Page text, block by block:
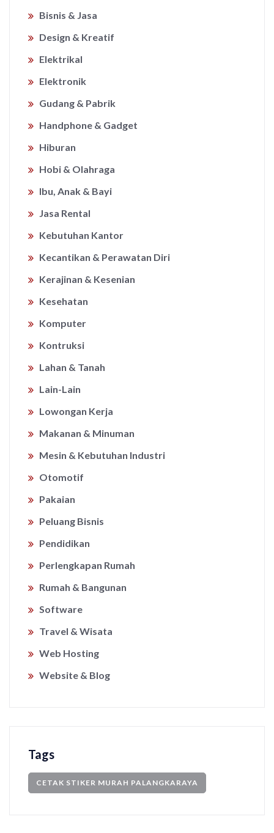
Bisnis & Jasa
Design & Kreatif
Elektrikal
Elektronik
Gudang & Pabrik
Handphone & Gadget
Hiburan
Hobi & Olahraga
Ibu, Anak & Bayi
Jasa Rental
Kebutuhan Kantor
Kecantikan & Perawatan Diri
Kerajinan & Kesenian
Kesehatan
Komputer
Kontruksi
Lahan & Tanah
Lain-Lain
Lowongan Kerja
Makanan & Minuman
Mesin & Kebutuhan Industri
Otomotif
Pakaian
Peluang Bisnis
Pendidikan
Perlengkapan Rumah
Rumah & Bangunan
Software
Travel & Wisata
Web Hosting
Website & Blog
Tags
CETAK STIKER MURAH PALANGKARAYA